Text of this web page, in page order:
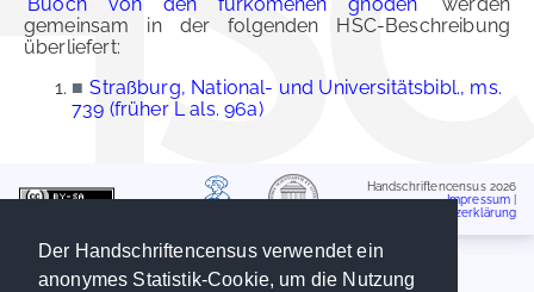
Der Handschriftencensus verwendet ein
anonymes Statistik-Cookie, um die Nutzung
gemeinsam in der folgenden HSC-Beschreibung
überliefert:
■ Straßburg, National- und Universitätsbibl., ms.
739 (früher L als. 96a)
Handschriftencensus 2026
Impressum
Datenschutzerklärung